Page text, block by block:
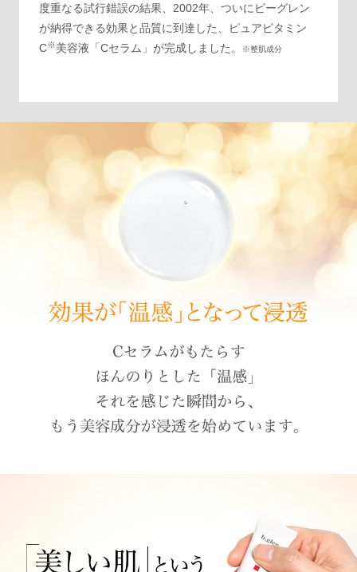
度重なる試行錯誤の結果、2002年、ついにビーグレン
が納得できる効果と品質に到達した、ピュアビタミン
C※美容液「Cセラム」が完成しました。 ※整肌成分